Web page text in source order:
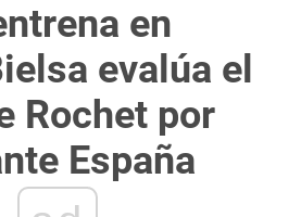
en
evalúa el
Rochet por
España